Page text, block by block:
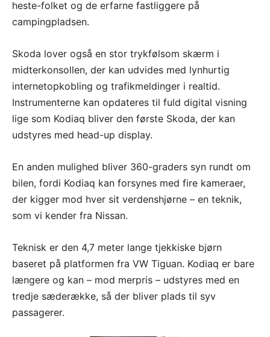
heste-folket og de erfarne fastliggere på
campingpladsen.
Skoda lover også en stor trykfølsom skærm i
midterkonsollen, der kan udvides med lynhurtig
internetopkobling og trafikmeldinger i realtid.
Instrumenterne kan opdateres til fuld digital visning
lige som Kodiaq bliver den første Skoda, der kan
udstyres med head-up display.
En anden mulighed bliver 360-graders syn rundt om
bilen, fordi Kodiaq kan forsynes med fire kameraer,
der kigger mod hver sit verdenshjørne – en teknik,
som vi kender fra Nissan.
Teknisk er den 4,7 meter lange tjekkiske bjørn
baseret på platformen fra VW Tiguan. Kodiaq er bare
længere og kan – mod merpris – udstyres med en
tredje sæderække, så der bliver plads til syv
passagerer.